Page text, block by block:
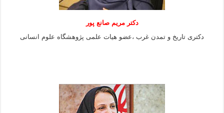
دکتر مریم صانع پور
دکتری تاریخ و تمدن غرب ،عضو هیات علمی پژوهشگاه علوم
انسانی